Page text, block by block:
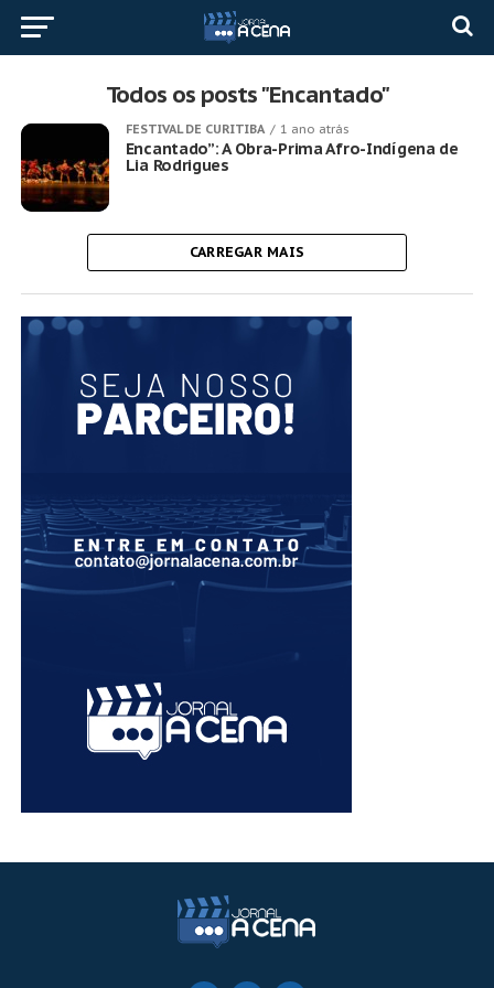
Todos os posts "Encantado"
FESTIVAL DE CURITIBA 1 ano atrás
Encantado”: A Obra-Prima Afro-Indígena de
Lia Rodrigues
CARREGAR MAIS